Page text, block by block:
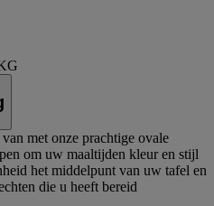
met onze prachtige ovale
om uw maaltijden kleur en stijl
het middelpunt van uw tafel en
die u heeft bereid